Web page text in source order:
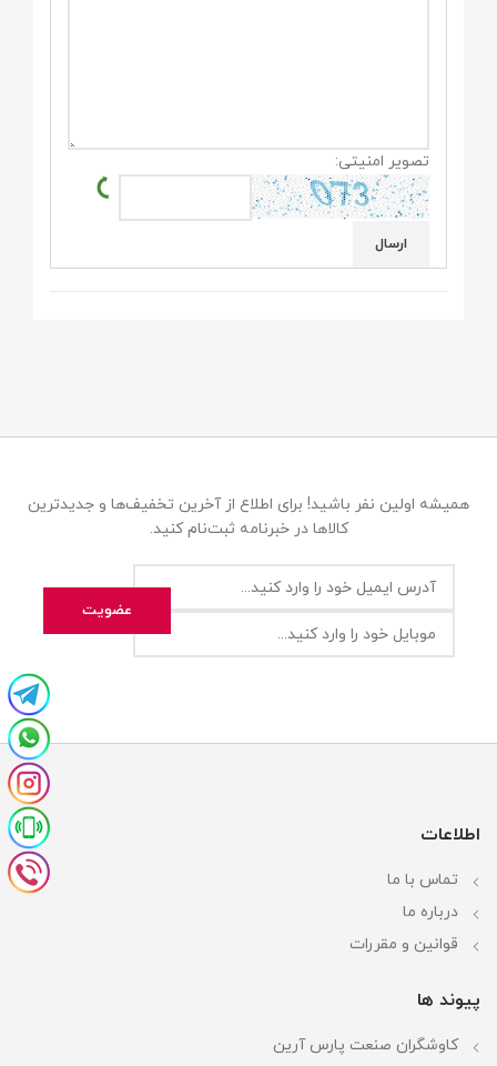
تصویر امنیتی:
همیشه اولین نفر باشید! برای اطلاع از آخرین تخفیف‌ها و جدیدترین
کالاها در خبرنامه ثبت‌نام کنید.
اطلاعات
تماس با ما
درباره ما
قوانین و مقررات
پیوند ها
کاوشگران صنعت پارس آرین